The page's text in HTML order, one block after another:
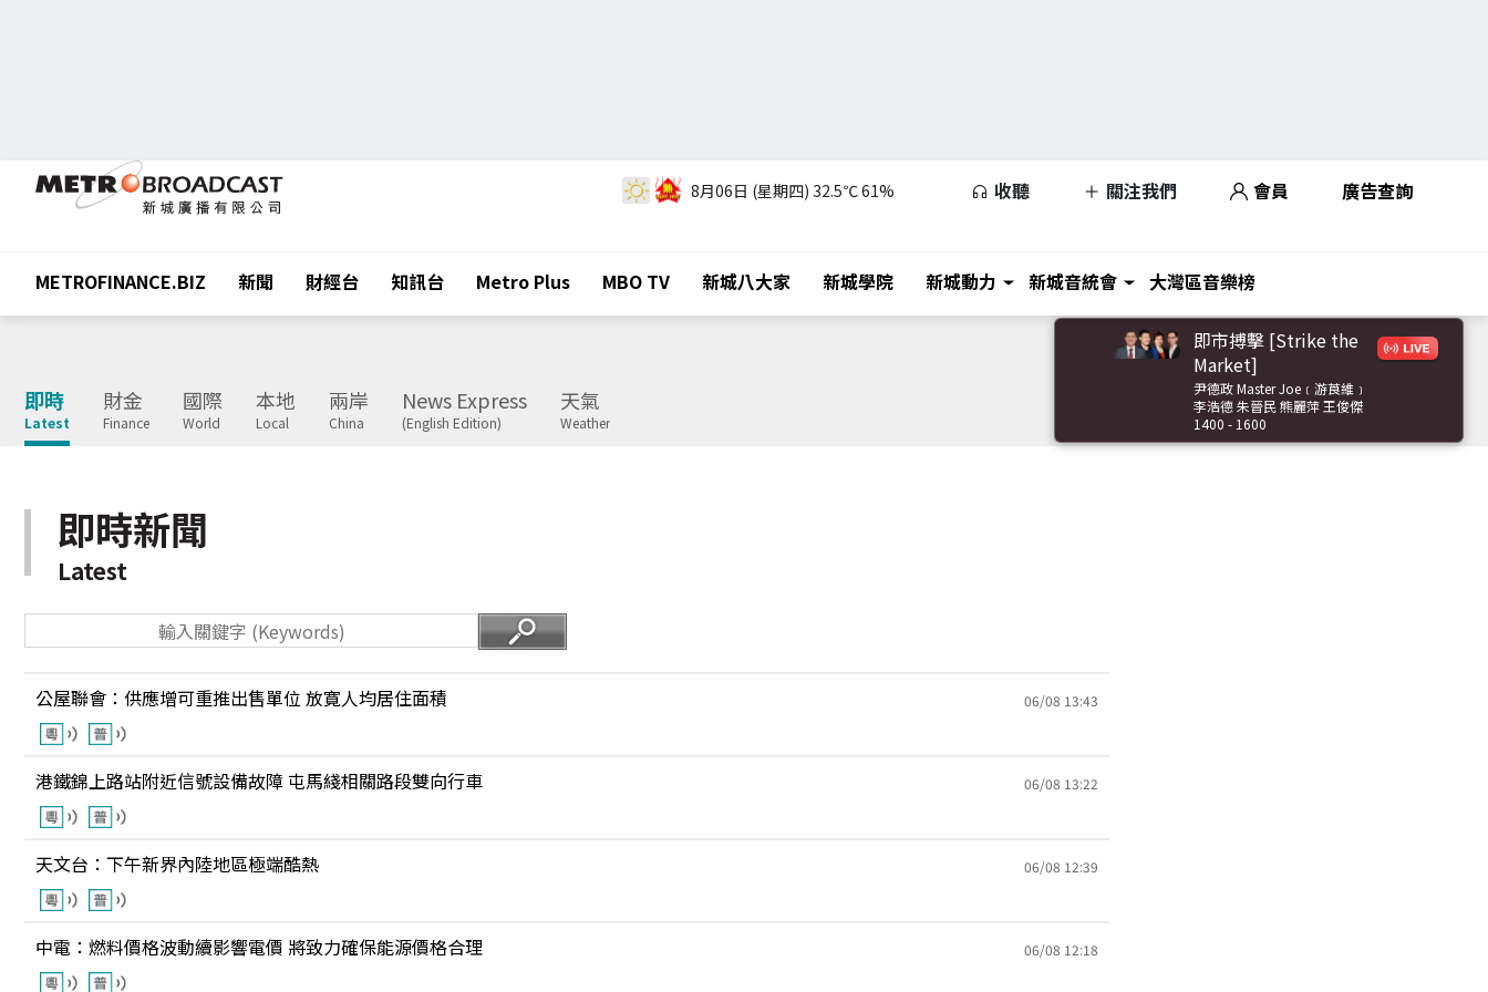
8月06日 (星期四) 32.5℃61% 收聽 關注我們 會員 廣告查詢
METROFINANCE.BIZ 新聞 財經台 知訊台 Metro Plus MBO TV 新城八大家 新城學院 新城動力 新城音統會 大灣區音樂榜
即時
Latest
財金
Finance
國際
World
本地
Local
兩岸
China
News Express
(English Edition)
天氣
Weather
即市搏擊 [Strike the
Market]
尹德政 Master Joe﹝游莨維﹞
李浩德 朱晉民 熊麗萍 王俊傑
1400 - 1600
即時新聞
Latest
公屋聯會：供應增可重推出售單位 放寛人均居住面積 06/08 13:43
港鐵錦上路站附近信號設備故障 屯馬綫相關路段雙向行車 06/08 13:22
天文台：下午新界內陸地區極端酷熱 06/08 12:39
中電：燃料價格波動續影響電價 將致力確保能源價格合理 06/08 12:18